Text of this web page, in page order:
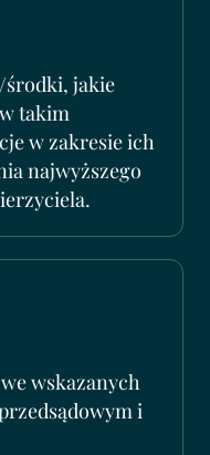
środki, jakie
takim
w zakresie ich
najwyższego
wskazanych
i